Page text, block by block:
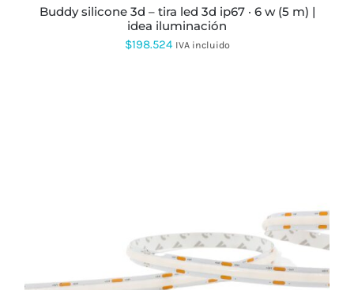
PÁGINA
DE
buddy silicone 3d – tira led 3d ip67 · 6 w (5 m) |
idea iluminación
$198.524 IVA incluido